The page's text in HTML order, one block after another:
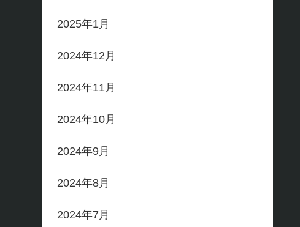
2025年1月
2024年12月
2024年11月
2024年10月
2024年9月
2024年8月
2024年7月